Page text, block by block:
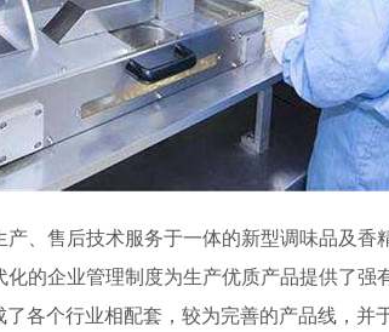
、售后技术服务于一体的新型调味品及
的企业管理制度为生产优质产品提供了强
了各个行业相配套，较为完善的产品线，